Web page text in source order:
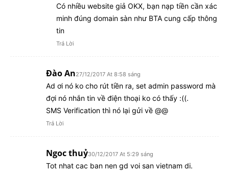
Có nhiều website giả OKX, bạn nạp tiền cần xác
minh đúng domain sàn như BTA cung cấp thông
tin
Trả Lời
Đào An27/12/2017 At 8:58 sáng
Ad ơi nó ko cho rút tiền ra, set admin password mà
đợi nó nhắn tin về điện thoại ko có thấy :((.
SMS Verification thì nó lại gửi về @@
Trả Lời
Ngoc thuỷ30/12/2017 At 5:29 sáng
Tot nhat cac ban nen gd voi san vietnam di.